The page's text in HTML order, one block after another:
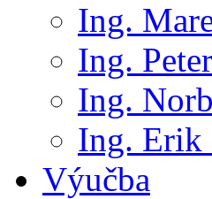
Ing.
Ing.
Ing.
Ing. Erik
Výučba